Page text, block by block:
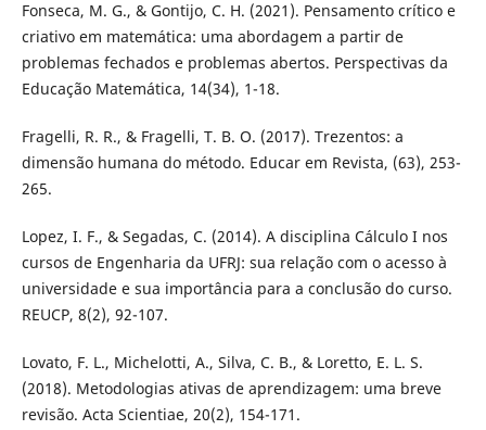
Fonseca, M. G., & Gontijo, C. H. (2021). Pensamento crítico e
criativo em matemática: uma abordagem a partir de
problemas fechados e problemas abertos. Perspectivas da
Educação Matemática, 14(34), 1-18.
Fragelli, R. R., & Fragelli, T. B. O. (2017). Trezentos: a
dimensão humana do método. Educar em Revista, (63), 253-
265.
Lopez, I. F., & Segadas, C. (2014). A disciplina Cálculo I nos
cursos de Engenharia da UFRJ: sua relação com o acesso à
universidade e sua importância para a conclusão do curso.
REUCP, 8(2), 92-107.
Lovato, F. L., Michelotti, A., Silva, C. B., & Loretto, E. L. S.
(2018). Metodologias ativas de aprendizagem: uma breve
revisão. Acta Scientiae, 20(2), 154-171.